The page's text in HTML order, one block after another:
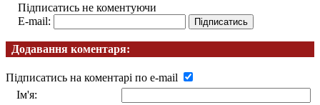
Підписатись не коментуючи
E-mail:
Додавання коментаря:
Підписатись на коментарі по e-mail
Ім'я: